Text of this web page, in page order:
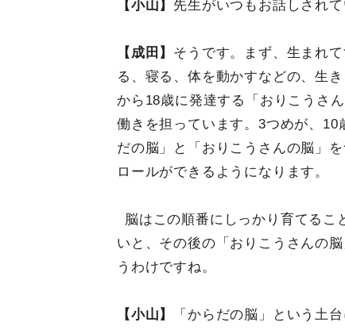
【小山】 先生がいつもお話しされ
【成田】 そうです。まず、生まれ
る、寝る、体を動かすなどの、生
から18歳に発達する「おりこうさ
働きを担っています。3つめが、
だの脳」と「おりこうさんの脳」
ロールができるようになります。
脳はこの順番にしっかり育てるこ
いと、その後の「おりこうさんの
うわけですね。
【小山】
「からだの脳」という土